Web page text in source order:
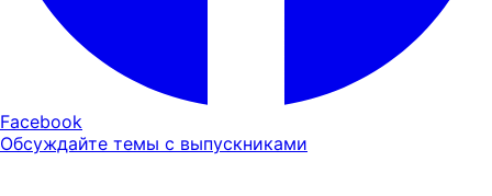
Facebook
Обсуждайте темы с выпускниками